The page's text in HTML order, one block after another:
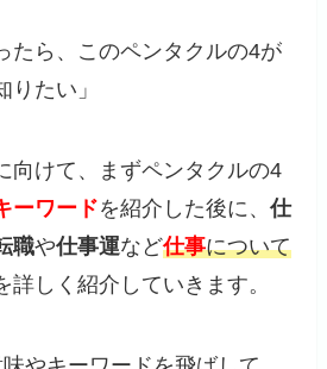
たら、このペンタクルの4が
たい」
向けて、まずペンタクルの4
ーワードを紹介した後に、仕
職や仕事運など仕事について
詳しく紹介していきます。